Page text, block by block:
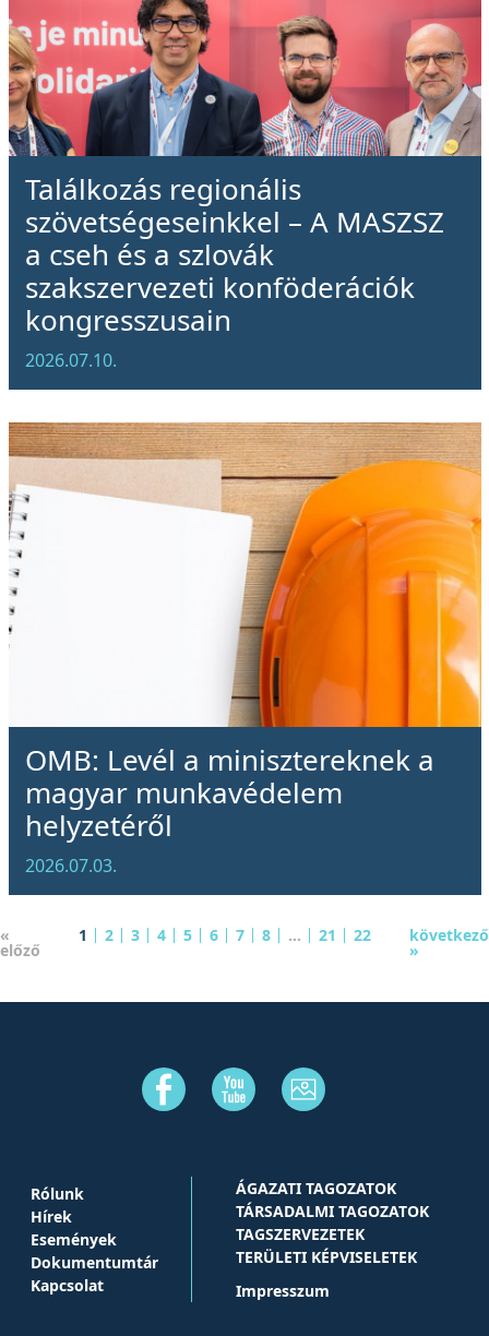
Találkozás regionális
szövetségeseinkkel – A MASZSZ
a cseh és a szlovák
szakszervezeti konföderációk
kongresszusain
2026.07.10.
OMB: Levél a minisztereknek a
magyar munkavédelem
helyzetéről
2026.07.03.
«
előző
1 2 3 4 5 6 7 8 ... 21 22 következő
»
Rólunk
Hírek
Események
Dokumentumtár
Kapcsolat
ÁGAZATI TAGOZATOK
TÁRSADALMI TAGOZATOK
TAGSZERVEZETEK
TERÜLETI KÉPVISELETEK
Impresszum